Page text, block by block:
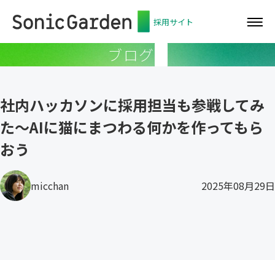
採用サイト
ブログ
社内ハッカソンに採用担当も参戦してみ
た〜AIに猫にまつわる何かを作ってもら
おう
micchan 2025年08月29日